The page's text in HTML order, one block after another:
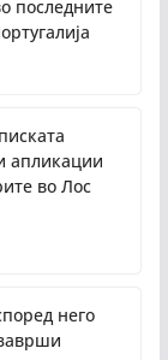
последните
апликации
во Лос
него